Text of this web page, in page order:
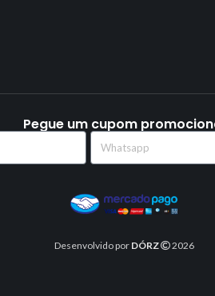
Pegue um cupom
Desenvolvido por DÓRZ 2026